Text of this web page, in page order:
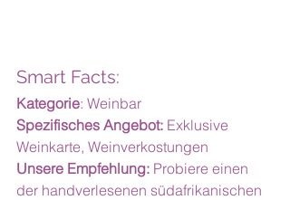
Smart Facts:
Kategorie: Weinbar
Spezifisches Angebot: Exklusive
Weinkarte, Weinverkostungen
Unsere Empfehlung: Probiere einen
der handverlesenen südafrikanischen